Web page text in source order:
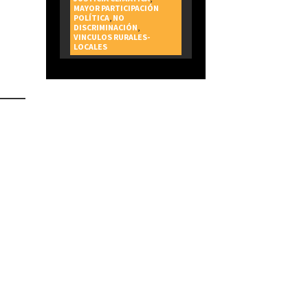
MAYOR PARTICIPACIÓN
POLÍTICA NO
DISCRIMINACIÓN
VINCULOS RURALES-
LOCALES